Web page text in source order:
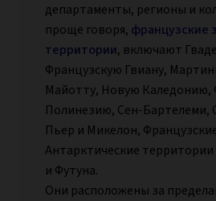
департаменты, регионы и
проще говоря, французские
территории, включают
Французскую Гвиану,
Майотту, Новую Каледонию,
Полинезию, Сен-Бартелеми,
Пьер и Микелон,
Антарктические территории
и Футуна.
Они расположены за